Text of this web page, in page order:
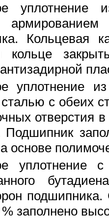
уплотнение
Кольцевая
кольце
уплотнение
с обеих
отверстия
Подшипник
основе
уплотнение
заполнено